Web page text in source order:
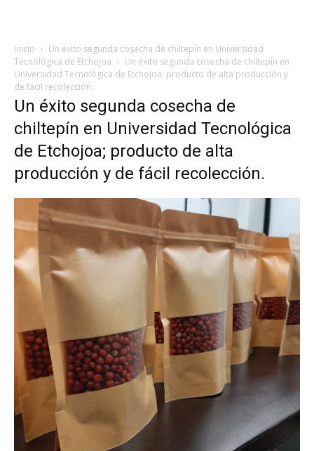
Inicio
Un éxito segunda cosecha de chiltepín en Universidad
Tecnológica de Etchojoa
Un éxito segunda cosecha de chiltepín en
Universidad Tecnológica de Etchojoa; producto de alta producción y
de fácil recolección.
Un éxito segunda cosecha de
chiltepín en Universidad Tecnológica
de Etchojoa; producto de alta
producción y de fácil recolección.